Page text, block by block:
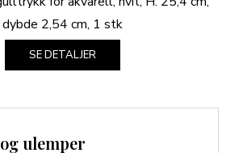
ulemper
SE DETALJER